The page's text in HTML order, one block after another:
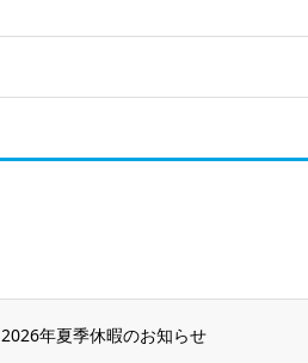
2026年夏季休暇のお知らせ